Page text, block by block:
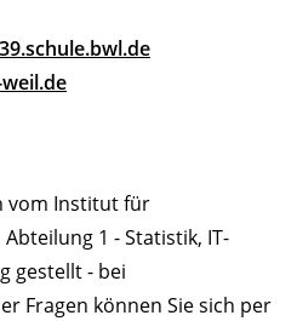
vom Institut für
1 - Statistik, IT-
gestellt - bei
Fragen können Sie sich per